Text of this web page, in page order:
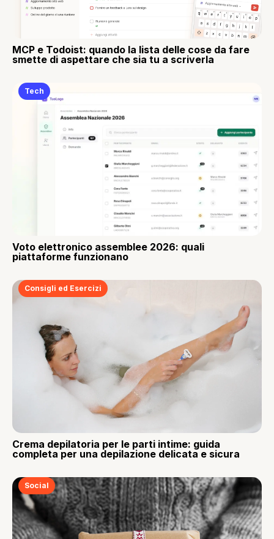
MCP e Todoist: quando la lista delle cose da fare
smette di aspettare che sia tu a scriverla
Tech
Voto elettronico assemblee 2026: quali
piattaforme funzionano
Consigli ed Esercizi
Crema depilatoria per le parti intime: guida
completa per una depilazione delicata e sicura
Social